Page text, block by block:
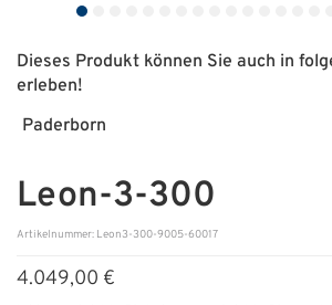
Über uns
Messen & Events
Presse
Qualitätspolitik
Dieses Produkt können Sie auch in
erleben!
Paderborn
Leon-3-300
Artikelnummer: Leon3-300-9005-60017
4.049,00 €